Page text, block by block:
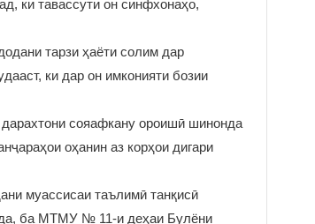
ки тавассути он синфхонаҳо,
тарзи ҳаёти солим дар
ки дар он имконияти бозии
сояафкану ороишӣ шинонда
оҳанин аз корҳои дигари
муассисаи таълимӣ танқисӣ
ба МТМУ № 11-и деҳаи Булёни